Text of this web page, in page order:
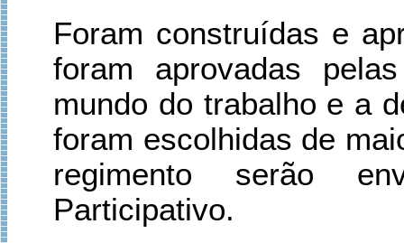
Foram construídas e
foram aprovadas
mundo do trabalho e a
foram escolhidas de
regimento serão
Participativo.